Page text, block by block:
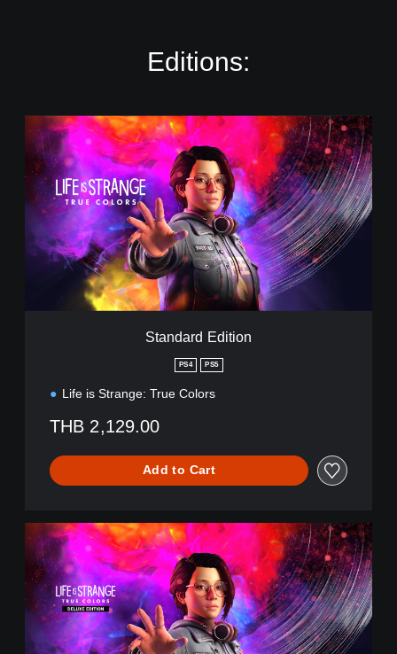
Editions:
n
d
a
E
Standard Edition
PS4 PS5
Life is Strange: True Colors
THB 2,129.00
Add to Cart
e
u
x
e